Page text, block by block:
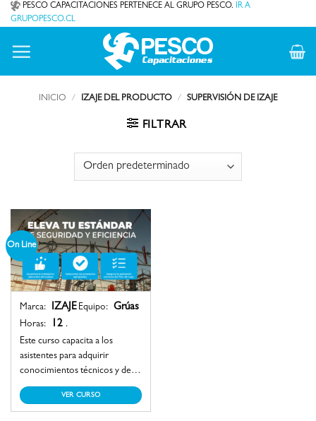
Saltar
al
contenido
PESCO CAPACITACIONES PERTENECE AL GRUPO PESCO. IR A
GRUPOPESCO.CL
INICIO / IZAJE DEL PRODUCTO / SUPERVISIÓN DE IZAJE
FILTRAR
On Line
Marca: IZAJEEquipo: Grúas
Horas: 12 .
Este curso capacita a los
asistentes para adquirir
conocimientos técnicos y de
seguridad relacionados con las
transferencias de carga. Se
VER CURSO